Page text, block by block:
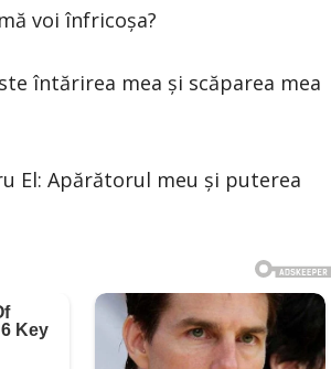
voi înfricoşa?
întărirea mea şi scăparea mea
El: Apărătorul meu şi puterea